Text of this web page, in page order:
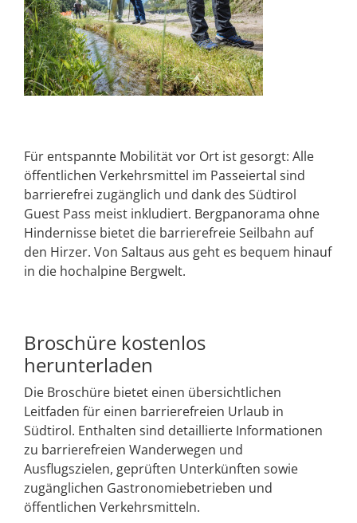
Für entspannte Mobilität vor Ort ist gesorgt: Alle
öffentlichen Verkehrsmittel im Passeiertal sind
barrierefrei zugänglich und dank des Südtirol
Guest Pass meist inkludiert. Bergpanorama ohne
Hindernisse bietet die barrierefreie Seilbahn auf
den Hirzer. Von Saltaus aus geht es bequem hinauf
in die hochalpine Bergwelt.
Broschüre kostenlos
herunterladen
Die Broschüre bietet einen übersichtlichen
Leitfaden für einen barrierefreien Urlaub in
Südtirol. Enthalten sind detaillierte Informationen
zu barrierefreien Wanderwegen und
Ausflugszielen, geprüften Unterkünften sowie
zugänglichen Gastronomiebetrieben und
öffentlichen Verkehrsmitteln.